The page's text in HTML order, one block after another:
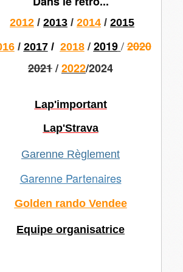
2012 / 2013 / 2014 / 2015
/ 2017/ 2018 / 2019 /2020
2021/2022/2024
Lap'important
Lap'Strava
Garenne Règlement
Garenne Partenaires
Golden rando Vendee
Equipe organisatrice